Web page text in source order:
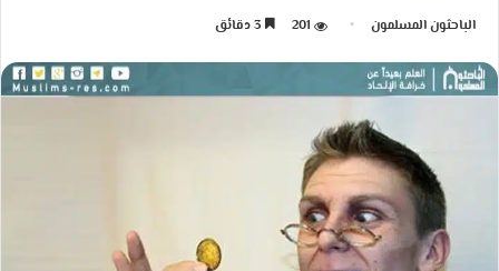
الباحثون المسلمون 201